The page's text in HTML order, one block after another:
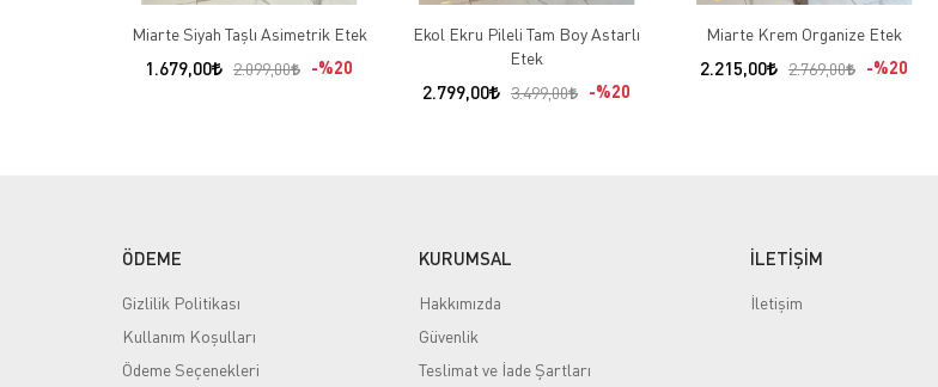
Miarte Siyah Taşlı Asimetrik Etek
1.679,00 2.099,00 %20
Ekol Ekru Pileli Tam Boy Astarlı
Etek
2.799,00 3.499,00 %20
Miarte Krem Organize Etek
2.215,00 2.769,00 %20
ÖDEME
Gizlilik Politikası
Kullanım Koşulları
Ödeme Seçenekleri
KURUMSAL
Hakkımızda
Güvenlik
Teslimat ve İade Şartları
İLETİŞİM
İletişim